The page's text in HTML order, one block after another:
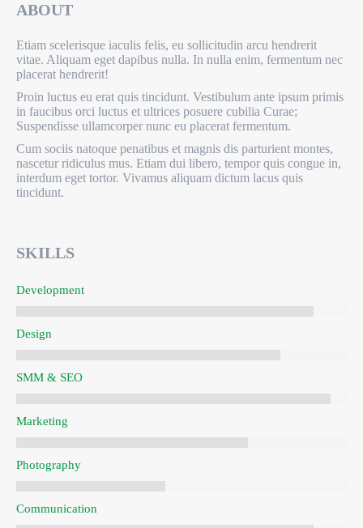
ABOUT
Etiam scelerisque iaculis felis, eu sollicitudin arcu hendrerit
vitae. Aliquam eget dapibus nulla. In nulla enim, fermentum nec
placerat hendrerit!
Proin luctus eu erat quis tincidunt. Vestibulum ante ipsum primis
in faucibus orci luctus et ultrices posuere cubilia Curae;
Suspendisse ullamcorper nunc eu placerat fermentum.
Cum sociis natoque penatibus et magnis dis parturient montes,
nascetur ridiculus mus. Etiam dui libero, tempor quis congue in,
interdum eget tortor. Vivamus aliquam dictum lacus quis
tincidunt.
SKILLS
Development
Design
SMM & SEO
Marketing
Photography
Communication